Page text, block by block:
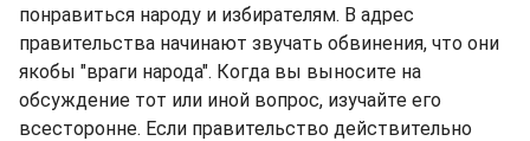
понравиться народу и избирателям. В адрес
правительства начинают звучать обвинения, что они
якобы "враги народа". Когда вы выносите на
обсуждение тот или иной вопрос, изучайте его
всесторонне. Если правительство действительно